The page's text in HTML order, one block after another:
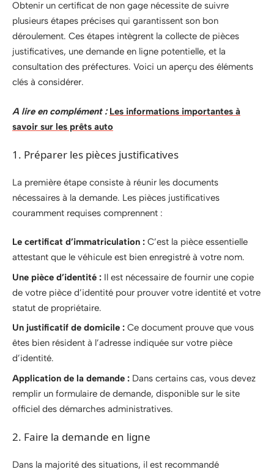
Obtenir un certificat de non gage nécessite de suivre
plusieurs étapes précises qui garantissent son bon
déroulement. Ces étapes intègrent la collecte de pièces
justificatives, une demande en ligne potentielle, et la
consultation des préfectures. Voici un aperçu des éléments
clés à considérer.
A lire en complément : Les informations importantes à
savoir sur les prêts auto
1. Préparer les pièces justificatives
La première étape consiste à réunir les documents
nécessaires à la demande. Les pièces justificatives
couramment requises comprennent :
Le certificat d’immatriculation : C’est la pièce essentielle
attestant que le véhicule est bien enregistré à votre nom.
Une pièce d’identité : Il est nécessaire de fournir une copie
de votre pièce d’identité pour prouver votre identité et votre
statut de propriétaire.
Un justificatif de domicile : Ce document prouve que vous
êtes bien résident à l’adresse indiquée sur votre pièce
d’identité.
Application de la demande : Dans certains cas, vous devez
remplir un formulaire de demande, disponible sur le site
officiel des démarches administratives.
2. Faire la demande en ligne
Dans la majorité des situations, il est recommandé